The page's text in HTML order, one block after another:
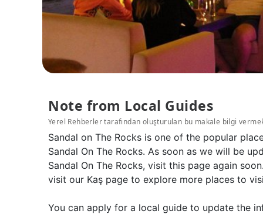
Note from Local Guides
Yerel Rehberler tarafından oluşturulan bu makale bilgi
Sandal on The Rocks is one of the popular
Sandal On The Rocks. As soon as we will be
Sandal On The Rocks, visit this page again
visit our Kaş page to explore more places to
You can apply for a local guide to update the